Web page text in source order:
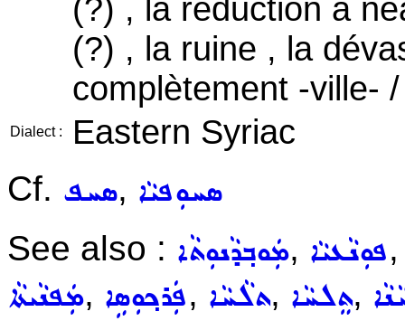
(?) , la réduction à
(?) , la ruine , la
complètement -ville-
Dialect :
Eastern Syriac
Cf. ܣܚܦ, ܣܚܘܼܦܝܵܐ
See also : ܡܲܘܒ݂ܕܵܢܘܼܬܵܐ, ܦܘܼܢܵܥܝܵܐ
ܡܲܦܢܵܝܬܵܐ, ܦܲܪܟ݂ܘܼܣܹܐ, ܬܠܵܚܵܐ, ܬܸܠܚܵܐ,